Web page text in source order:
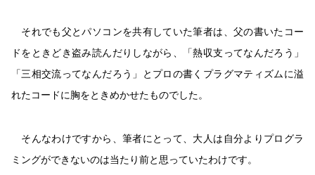
それでも父とパソコンを共有していた筆者は、父の書いたコー
ドをときどき盗み読んだりしながら、「熱収支ってなんだろう」
「三相交流ってなんだろう」とプロの書くプラグマティズムに溢
れたコードに胸をときめかせたものでした。
そんなわけですから、筆者にとって、大人は自分よりプログラ
ミングができないのは当たり前と思っていたわけです。